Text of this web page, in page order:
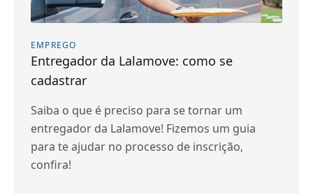
EMPREGO
Entregador da Lalamove: como se
cadastrar
Saiba o que é preciso para se tornar um
entregador da Lalamove! Fizemos um guia
para te ajudar no processo de inscrição,
confira!